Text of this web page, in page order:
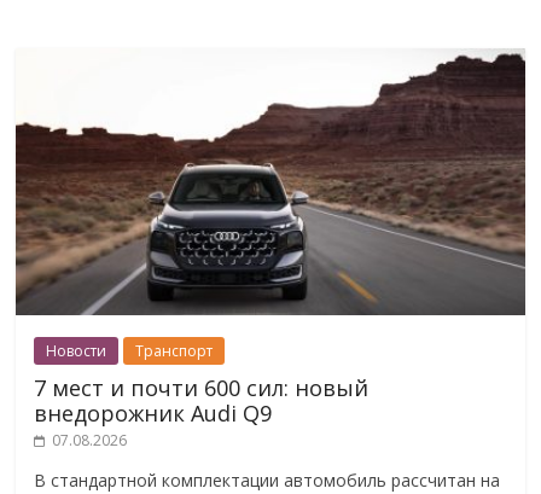
Новости Транспорт
7 мест и почти 600 сил: новый
внедорожник Audi Q9
07.08.2026
В стандартной комплектации автомобиль рассчитан на